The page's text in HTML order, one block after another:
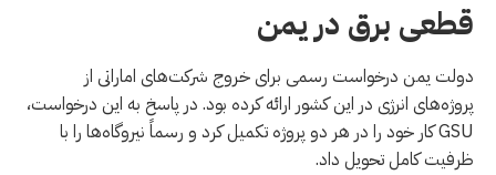
قطعی برق در یمن
دولت یمن درخواست رسمی برای خروج شرکت‌های اماراتی از
پروژه‌های انرژی در این کشور ارائه کرده بود. در پاسخ به این درخواست،
GSU کار خود را در هر دو پروژه تکمیل کرد و رسماً نیروگاه‌ها را با
ظرفیت کامل تحویل داد.